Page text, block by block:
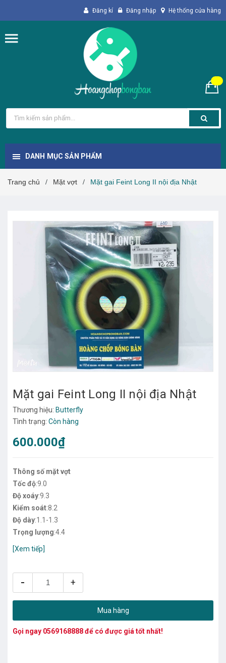
Đăng kí Đăng nhập Hệ thống cửa hàng
DANH MỤC SẢN PHẨM
Trang chủ / Mặt vợt / Mặt gai Feint Long II nội địa Nhật
Mặt gai Feint Long II nội địa Nhật
Thương hiệu: Butterfly
Tình trạng: Còn hàng
600.000₫
Thông số mặt vợt
Tốc độ:9.0
Độ xoáy:9.3
Kiểm soát:8.2
Độ dày:1.1-1.3
Trọng lượng:4.4
[Xem tiếp]
- +
Mua hàng
Gọi ngay 0569168888để có được giá tốt nhất!